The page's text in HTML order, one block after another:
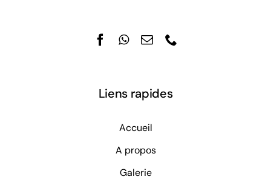
Liens rapides
Accueil
A propos
Galerie